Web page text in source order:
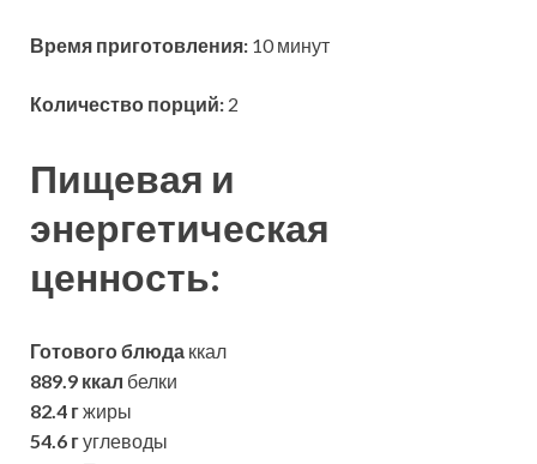
Время приготовления: 10 минут
Количество порций: 2
Пищевая и
энергетическая
ценность:
Готового блюда ккал
889.9 ккал белки
82.4 гжиры
54.6 гуглеводы